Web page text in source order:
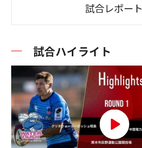
試合レポート
試合ハイライト